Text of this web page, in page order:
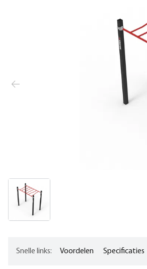
Snelle links: Voordelen Specificaties